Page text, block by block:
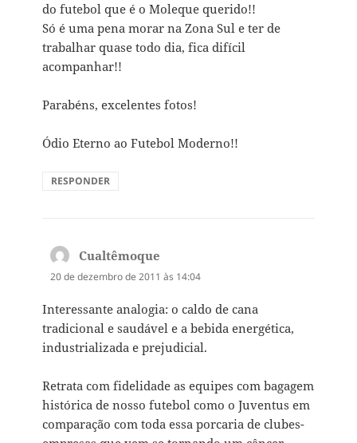
do futebol que é o Moleque querido!!
Só é uma pena morar na Zona Sul e ter de
trabalhar quase todo dia, fica difícil
acompanhar!!
Parabéns, excelentes fotos!
Ódio Eterno ao Futebol Moderno!!
RESPONDER
Cualtêmoque
20 de dezembro de 2011 às 14:04
Interessante analogia: o caldo de cana
tradicional e saudável e a bebida energética,
industrializada e prejudicial.
Retrata com fidelidade as equipes com bagagem
histórica de nosso futebol como o Juventus em
comparação com toda essa porcaria de clubes-